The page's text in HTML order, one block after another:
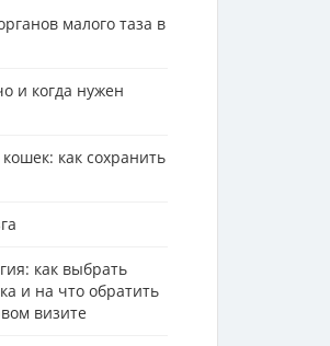
малого таза в
и когда нужен
как сохранить
как выбрать
и на что обратить
визите